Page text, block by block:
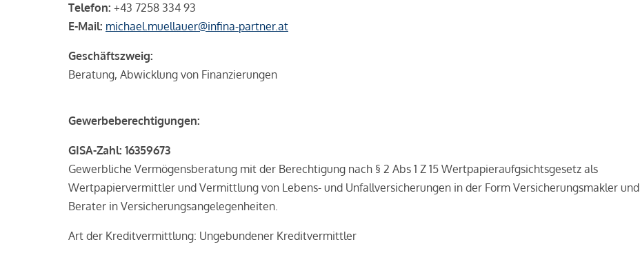
Telefon: +43 7258 334 93
E-Mail: michael.muellauer@infina-partner.at
Geschäftszweig:
Beratung, Abwicklung von Finanzierungen
Gewerbeberechtigungen:
GISA-Zahl: 16359673
Gewerbliche Vermögensberatung mit der Berechtigung nach § 2 Abs 1 Z 15 Wertpapieraufgsichtsgesetz als
Wertpapiervermittler und Vermittlung von Lebens- und Unfallversicherungen in der Form Versicherungsmakler und
Berater in Versicherungsangelegenheiten.
Art der Kreditvermittlung: Ungebundener Kreditvermittler